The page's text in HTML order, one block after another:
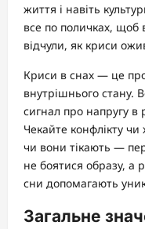
життя і навіть
все по поличках, щоб
відчули, як криси
Криси в снах — це
внутрішнього стану.
сигнал про напругу в
Чекайте конфлікту
чи вони тікають —
не боятися образу, а
сни допомагають
Загальне